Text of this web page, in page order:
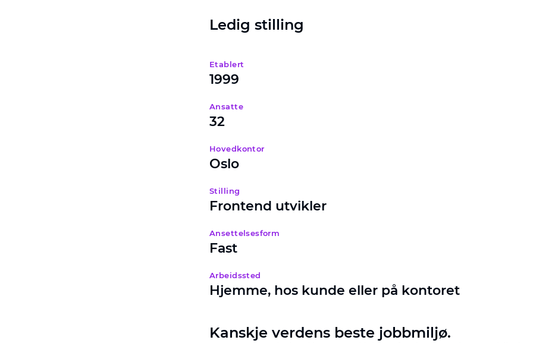
Ledig stilling
Etablert
1999
Ansatte
32
Hovedkontor
Oslo
Stilling
Frontend utvikler
Ansettelsesform
Fast
Arbeidssted
Hjemme, hos kunde eller på kontoret
Kanskje verdens beste jobbmiljø.